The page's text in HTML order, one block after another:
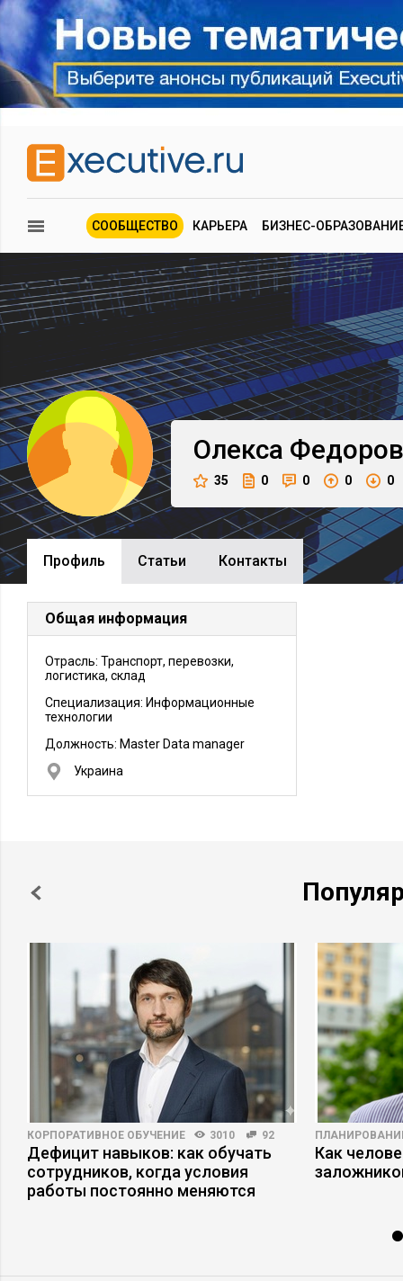
СООБЩЕСТВО КАРЬЕРА БИЗНЕС-
Олекса Федоров
35 0 0 0 0
Профиль Cтатьи Контакты
Общая информация
Отрасль: Транспорт, перевозки,
логистика, склад
Специализация: Информационные
технологии
Должность: Master Data manager
Украина
КОРПОРАТИВНОЕ ОБУЧЕНИЕ 3010 92
Дефицит навыков: как обучать
сотрудников, когда условия
работы постоянно меняются
Как